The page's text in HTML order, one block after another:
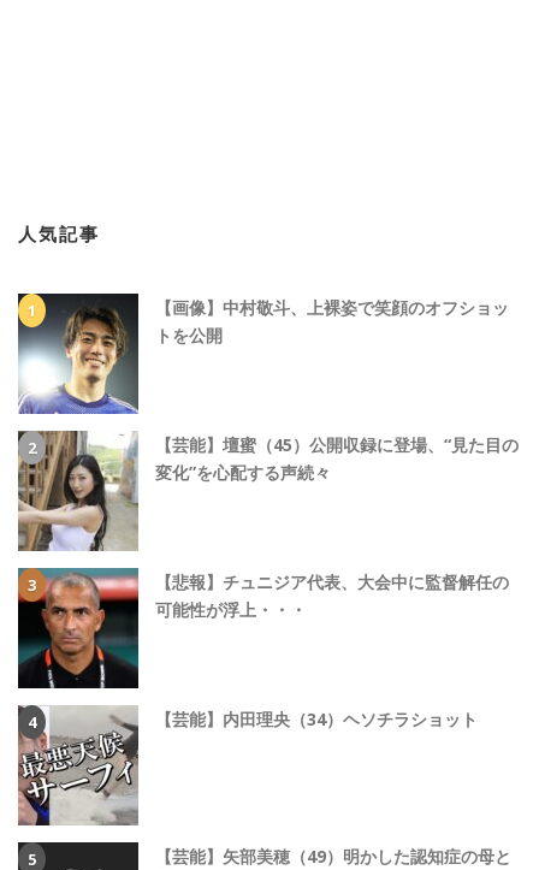
人気記事
【画像】中村敬斗、上裸姿で笑顔のオフショッ
トを公開
【芸能】壇蜜（45）公開収録に登場、“見た目の
変化”を心配する声続々
【悲報】チュニジア代表、大会中に監督解任の
可能性が浮上・・・
【芸能】内田理央（34）ヘソチラショット
【芸能】矢部美穂（49）明かした認知症の母と